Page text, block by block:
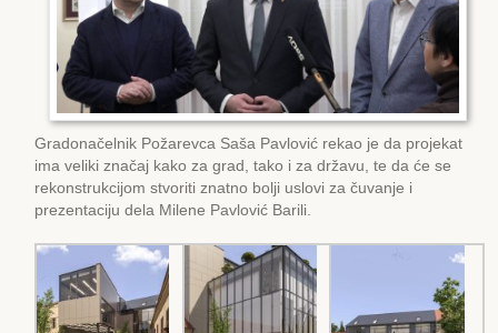
Gradonačelnik Požarevca Saša Pavlović rekao je da projekat
ima veliki značaj kako za grad, tako i za državu, te da će se
rekonstrukcijom stvoriti znatno bolji uslovi za čuvanje i
prezentaciju dela Milene Pavlović Barili.